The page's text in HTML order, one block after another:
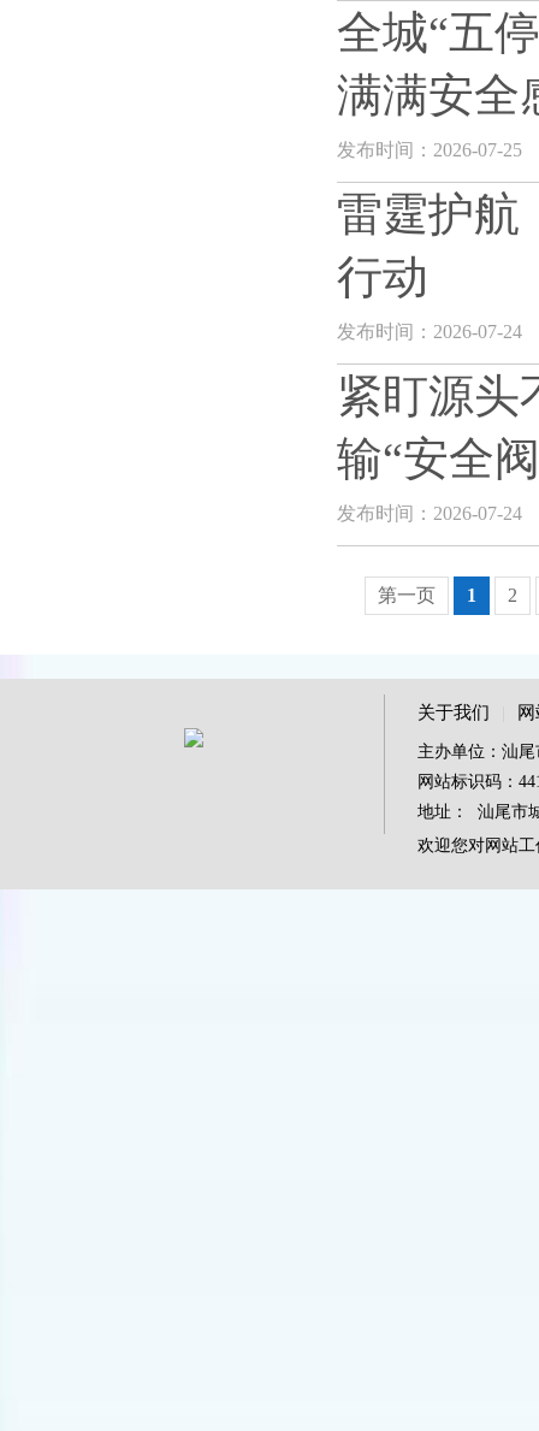
全城“五
满满安全
发布时间：2026-07-25
雷霆护航
行动
发布时间：2026-07-24
紧盯源头
输“安全
发布时间：2026-07-24
第一页 1 2
关于我们
主办单位：汕
网站标识码：
地址： 汕尾市
欢迎您对网站